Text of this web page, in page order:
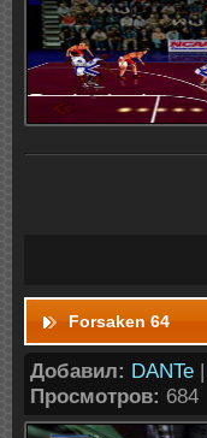
Forsaken 64
Добавил: DANTe |
Просмотров: 684